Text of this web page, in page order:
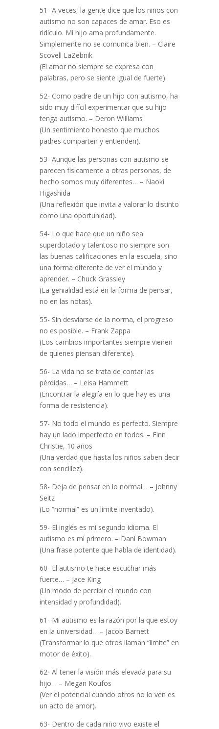
51- A veces, la gente dice que los niños con
autismo no son capaces de amar. Eso es
ridículo. Mi hijo ama profundamente.
Simplemente no se comunica bien. – Claire
Scovell LaZebnik
(El amor no siempre se expresa con
palabras, pero se siente igual de fuerte).
52- Como padre de un hijo con autismo, ha
sido muy difícil experimentar que su hijo
tenga autismo. – Deron Williams
(Un sentimiento honesto que muchos
padres comparten y entienden).
53- Aunque las personas con autismo se
parecen físicamente a otras personas, de
hecho somos muy diferentes… – Naoki
Higashida
(Una reflexión que invita a valorar lo distinto
como una oportunidad).
54- Lo que hace que un niño sea
superdotado y talentoso no siempre son
las buenas calificaciones en la escuela, sino
una forma diferente de ver el mundo y
aprender. – Chuck Grassley
(La genialidad está en la forma de pensar,
no en las notas).
55- Sin desviarse de la norma, el progreso
no es posible. – Frank Zappa
(Los cambios importantes siempre vienen
de quienes piensan diferente).
56- La vida no se trata de contar las
pérdidas… – Leisa Hammett
(Encontrar la alegría en lo que hay es una
forma de resistencia).
57- No todo el mundo es perfecto. Siempre
hay un lado imperfecto en todos. – Finn
Christie, 10 años
(Una verdad que hasta los niños saben decir
con sencillez).
58- Deja de pensar en lo normal… – Johnny
Seitz
(Lo “normal” es un límite inventado).
59- El inglés es mi segundo idioma. El
autismo es mi primero. – Dani Bowman
(Una frase potente que habla de identidad).
60- El autismo te hace escuchar más
fuerte… – Jace King
(Un modo de percibir el mundo con
intensidad y profundidad).
61- Mi autismo es la razón por la que estoy
en la universidad… – Jacob Barnett
(Transformar lo que otros llaman “límite” en
motor de éxito).
62- Al tener la visión más elevada para su
hijo… – Megan Koufos
(Ver el potencial cuando otros no lo ven es
un acto de amor).
63- Dentro de cada niño vivo existe el